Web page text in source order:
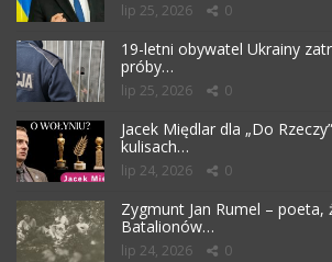
lip 25, 2026 0
19-letni obywatel Ukrainy
próby…
lip 25, 2026 0
Jacek Międlar dla „Do
kulisach…
lip 24, 2026 0
Zygmunt Jan Rumel – poeta,
Batalionów…
lip 24, 2026 0